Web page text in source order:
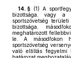
14. § (1) A
bizottsága, vagy a
sportszövetség
bizottsága,
meghatározott
le. A másodfokon
sportszövetség
való eltiltás fegyelmi